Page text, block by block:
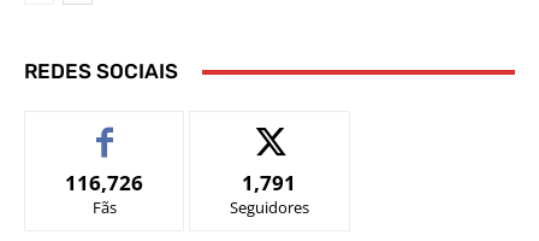
REDES SOCIAIS
116,726
Fãs
1,791
Seguidores